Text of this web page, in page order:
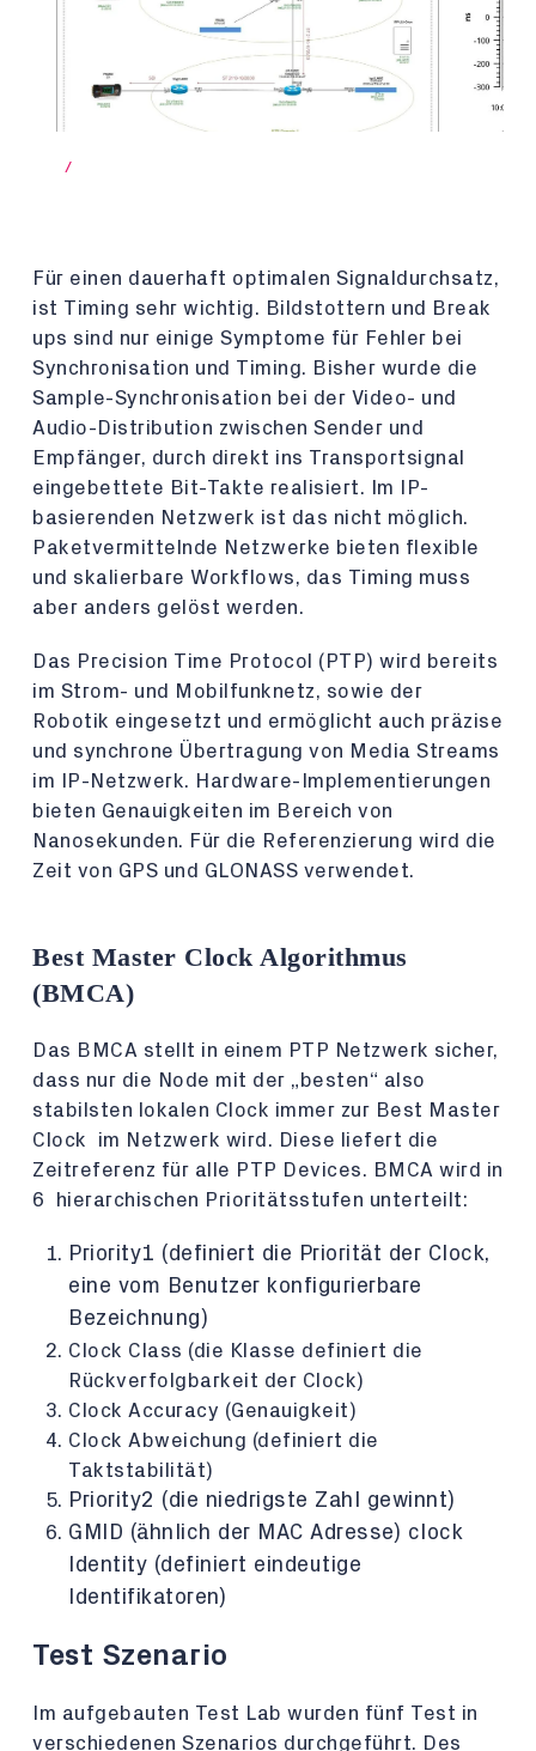
/
Für einen dauerhaft optimalen Signaldurchsatz,
ist Timing sehr wichtig. Bildstottern und Break
ups sind nur einige Symptome für Fehler bei
Synchronisation und Timing. Bisher wurde die
Sample-Synchronisation bei der Video- und
Audio-Distribution zwischen Sender und
Empfänger, durch direkt ins Transportsignal
eingebettete Bit-Takte realisiert. Im IP-
basierenden Netzwerk ist das nicht möglich.
Paketvermittelnde Netzwerke bieten flexible
und skalierbare Workflows, das Timing muss
aber anders gelöst werden.
Das Precision Time Protocol (PTP) wird bereits
im Strom- und Mobilfunknetz, sowie der
Robotik eingesetzt und ermöglicht auch präzise
und synchrone Übertragung von Media Streams
im IP-Netzwerk. Hardware-Implementierungen
bieten Genauigkeiten im Bereich von
Nanosekunden. Für die Referenzierung wird die
Zeit von GPS und GLONASS verwendet.
Best Master Clock Algorithmus
(BMCA)
Das BMCA stellt in einem PTP Netzwerk sicher,
dass nur die Node mit der „besten“ also
stabilsten lokalen Clock immer zur Best Master
Clock im Netzwerk wird. Diese liefert die
Zeitreferenz für alle PTP Devices. BMCA wird in
6 hierarchischen Prioritätsstufen unterteilt:
Priority1 (definiert die Priorität der Clock,
eine vom Benutzer konfigurierbare
Bezeichnung)
Clock Class (die Klasse definiert die
Rückverfolgbarkeit der Clock)
Clock Accuracy (Genauigkeit)
Clock Abweichung (definiert die
Taktstabilität)
Priority2 (die niedrigste Zahl gewinnt)
GMID (ähnlich der MAC Adresse) clock
Identity (definiert eindeutige
Identifikatoren)
Test Szenario
Im aufgebauten Test Lab wurden fünf Test in
verschiedenen Szenarios durchgeführt. Des